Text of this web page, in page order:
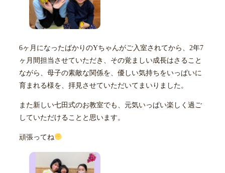
6ヶ月になったばかりのYちゃんがご入室されてから、2年7
ヶ月間担当させていただき、その覚ましい成長はさること
ながら、母子の素敵な関係を、優しい気持ちをいっぱいに
育まれる様を、拝見させていただいてまいりました。
また新しい七田式のお教室でも、元気いっぱい楽しく過ご
していただけることと思います。
頑張ってね